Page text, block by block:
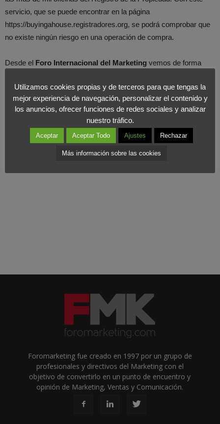
servicio, que se puede encontrar en la página
https://buyingahouse.registradores.org, se podrá comprobar que
no existe ningún riesgo en una operación de compra.
Desde el Foro Internacional del Marketing vemos de forma
y que elimina la barrera idiomática. Seguiremos observando y
esperando las siguientes acciones en esta dirección.
Foromarketing fue creado en 1997 por un grupo de
profesionales y directivos del Marketing con el
objetivo de convertirlo en un punto de encuentro y
opinión de Marketing, Ventas y Comunicación.
Utilizamos cookies propias y de terceros para que tengas la
mejor experiencia de navegación, personalizar el contenido y
los anuncios, ofrecer funciones de redes sociales y analizar
nuestro tráfico.
Aceptar Aceptar Todo Ajustes Rechazar
Más información sobre las cookies